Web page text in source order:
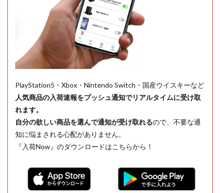
PlayStation5・Xbox・Nintendo Switch・国産ウイスキーなど
人気商品の入荷速報をプッシュ通知でリアルタイムに受け取
れます。
自分の欲しい商品を選んで通知が受け取れるので、不要な通
知に悩まされる心配がありません。
『入荷Now』のダウンロードはこちらから！